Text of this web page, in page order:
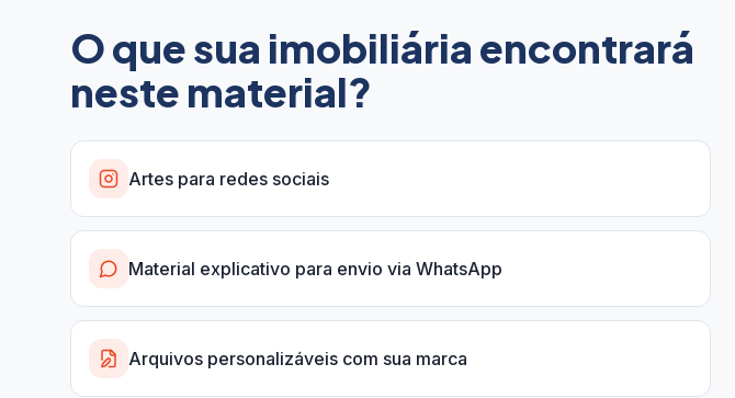
O que sua imobiliária encontrará
neste material?
Artes para redes sociais
Material explicativo para envio via WhatsApp
Arquivos personalizáveis com sua marca